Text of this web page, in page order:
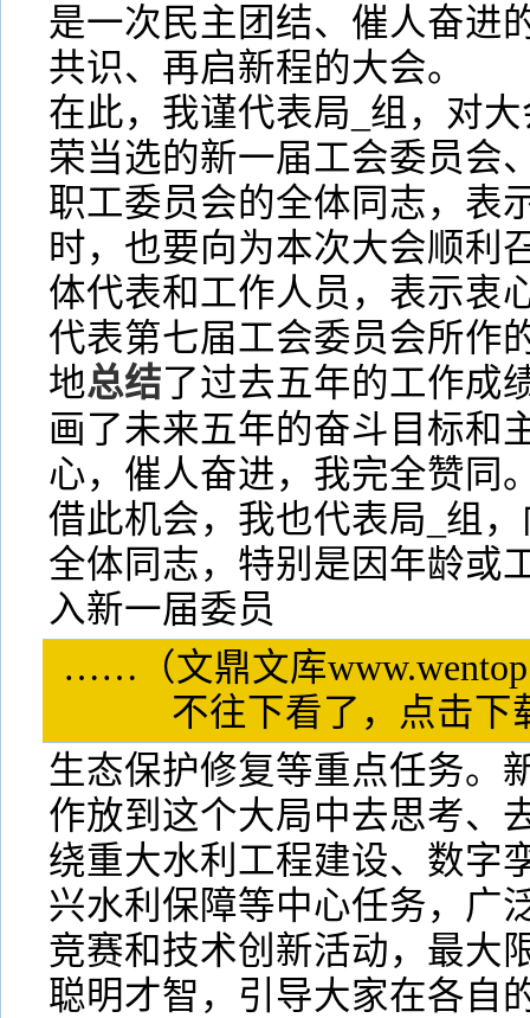
是一次民主团结、催人奋进
共识、再启新程的大会。
在此，我谨代表局_组，对
荣当选的新一届工会委员会
职工委员会的全体同志，表
时，也要向为本次大会顺利
体代表和工作人员，表示衷
代表第七届工会委员会所作
地总结了过去五年的工作成
画了未来五年的奋斗目标和
心，催人奋进，我完全赞同
借此机会，我也代表局_组
全体同志，特别是因年龄或
入新一届委员
……（文鼎文库
不往下看了，点击
生态保护修复等重点任务。
作放到这个大局中去思考、
绕重大水利工程建设、数字
兴水利保障等中心任务，广
竞赛和技术创新活动，最大
聪明才智，引导大家在各自